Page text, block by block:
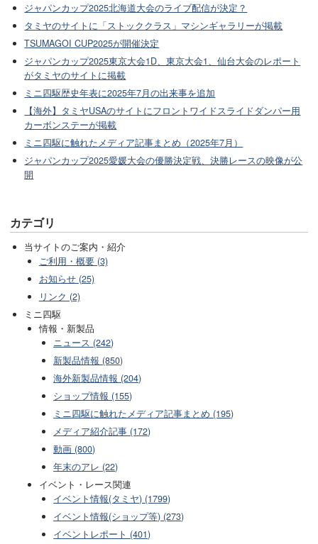
ジャパンカップ2025北海道大会のライブ配信が決定？
タミヤのサイトに「ストッククラス」マシンギャラリーが掲載
TSUMAGOI CUP2025が開催決定
ジャパンカップ2025東京大会1D、東京大会1、仙台大会のレポート
がタミヤのサイトに掲載
ミニ四駆歴史年表に2025年7月の出来事を追加
【海外】タミヤUSAのサイトにフロントワイドスライドダンパー用
カーボンステーが掲載
ミニ四駆に触れたメディア記事まとめ（2025年7月）
ジャパンカップ2025愛媛大会の優勝決定戦、決勝レースの映像が公
開
カテゴリ
当サイトのご案内・紹介
ご利用・概要 (3)
お知らせ (25)
リンク (2)
ミニ四駆
情報・新製品
ニュース (242)
新製品情報 (850)
海外新製品情報 (204)
ショップ情報 (155)
ミニ四駆に触れたメディア記事まとめ (195)
メディア紹介記事 (172)
動画 (800)
年末のアレ (22)
イベント・レース関連
イベント情報(タミヤ) (1799)
イベント情報(ショップ等) (273)
イベントレポート (401)